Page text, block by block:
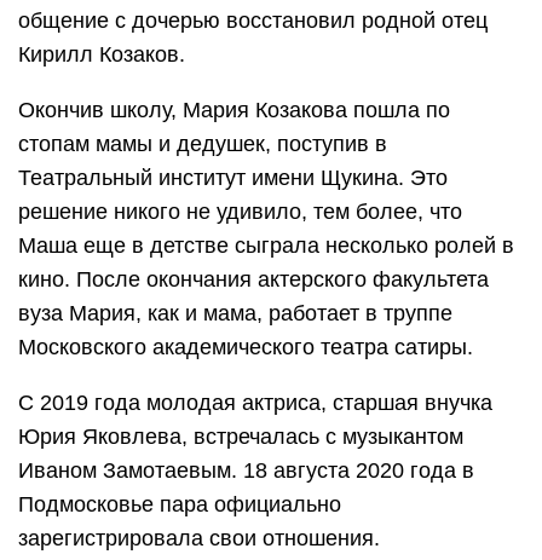
общение с дочерью восстановил родной отец
Кирилл Козаков.
Окончив школу, Мария Козакова пошла по
стопам мамы и дедушек, поступив в
Театральный институт имени Щукина. Это
решение никого не удивило, тем более, что
Маша еще в детстве сыграла несколько ролей в
кино. После окончания актерского факультета
вуза Мария, как и мама, работает в труппе
Московского академического театра сатиры.
С 2019 года молодая актриса, старшая внучка
Юрия Яковлева, встречалась с музыкантом
Иваном Замотаевым. 18 августа 2020 года в
Подмосковье пара официально
зарегистрировала свои отношения.